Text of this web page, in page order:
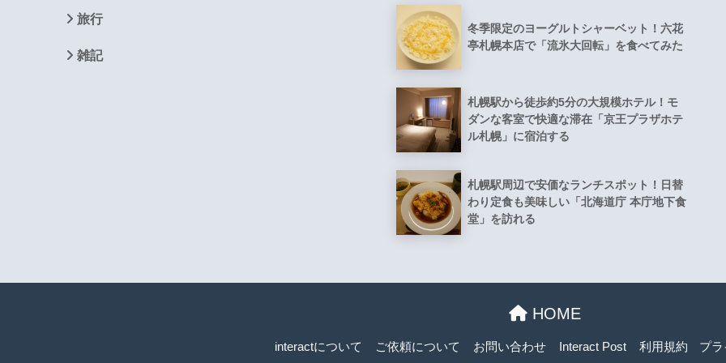
旅行
雑記
冬季限定のヨーグルトシャーベット！六花
亭札幌本店で「流氷大回転」を食べてみた
札幌駅から徒歩約5分の大規模ホテル！モ
ダンな客室で快適な滞在「京王プラザホテ
ル札幌」に宿泊する
札幌駅周辺で安価なランチスポット！日替
わり定食も美味しい「北海道庁 本庁地下食
堂」を訪れる
HOME
interactについて ご依頼について お問い合わせ Interact Post 利用規約 プ